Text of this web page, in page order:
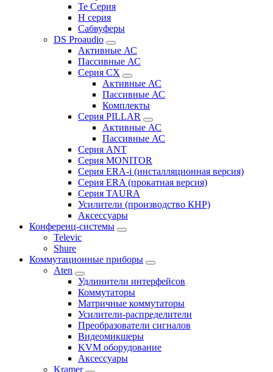
Te Серия
H серия
Сабвуферы
DS Proaudio
Активные АС
Пассивные АС
Серия CX
Активные АС
Пассивные АС
Комплекты
Серия PILLAR
Активные АС
Пассивные АС
Серия ANT
Серия MONITOR
Серия ERA-i (инсталляционная версия)
Серия ERA (прокатная версия)
Серия TAURA
Усилители (производство КНР)
Аксессуары
Конференц-системы
Televic
Shure
Коммутационные приборы
Aten
Удлинители интерфейсов
Коммутаторы
Матричные коммутаторы
Усилители-распределители
Преобразователи сигналов
Видеомикшеры
KVM оборудование
Аксессуары
Kramer